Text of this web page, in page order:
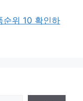
순위 10 확인하